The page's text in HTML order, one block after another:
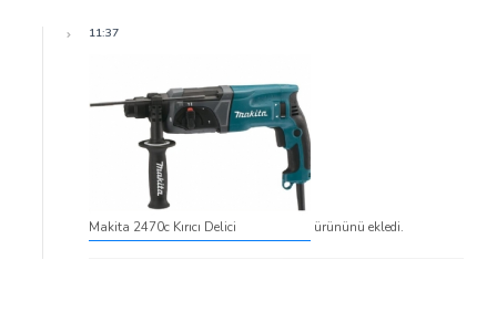
11:37
Makita 2470c Kırıcı Delici ürününü ekledi.